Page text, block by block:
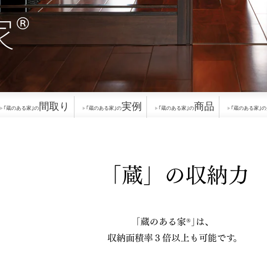
｢蔵のある家｣の間取り ｢蔵のある家｣の実例 ｢蔵のある家｣の商品 ｢蔵のある家｣の
「蔵」の収納力
｢蔵のある家® ｣は、
収納面積率３倍以上も可能です。